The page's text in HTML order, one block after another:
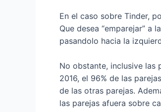
En el caso sobre Tinder,
Que desea “emparejar” a
pasandolo hacia la
No obstante, inclusive las
2016, el 96% de las
de las otras parejas.
las parejas afuera sobre